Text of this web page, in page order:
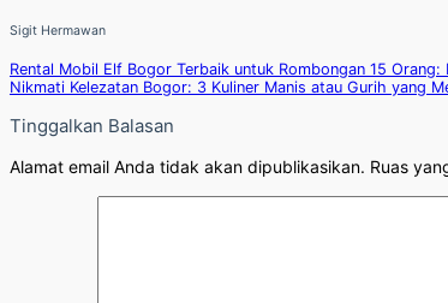
Sigit Hermawan
Rental Mobil Elf Bogor Terbaik untuk Rombongan 15
Nikmati Kelezatan Bogor: 3 Kuliner Manis atau Gurih yang
Tinggalkan Balasan
Alamat email Anda tidak akan dipublikasikan. Ruas